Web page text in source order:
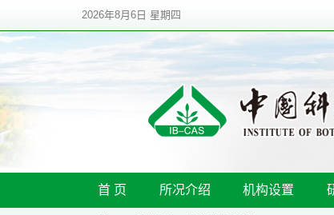
2026年8月6日 星期四
首 页 所况介绍 机构设置